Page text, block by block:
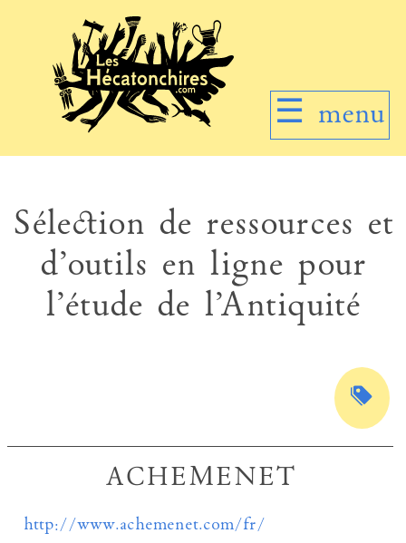
☰ menu
Sélection de ressources et
d’outils en ligne pour
l’étude de l’Antiquité
ACHEMENET
http://www.achemenet.com/fr/